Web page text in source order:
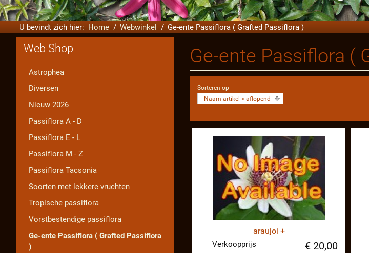
U bevindt zich hier: Home Webwinkel Ge-ente Passiflora ( Grafted Passiflora )
Ge-ente Passiflora (
Sorteren op
Naam artikel > aflopend
araujoi +
Verkoopprijs € 20,00
Web Shop
Astrophea
Diversen
Nieuw 2026
Passiflora A - D
Passiflora E - L
Passiflora M - Z
Passiflora Tacsonia
Soorten met lekkere vruchten
Tropische passiflora
Vorstbestendige passiflora
Ge-ente Passiflora ( Grafted Passiflora
)